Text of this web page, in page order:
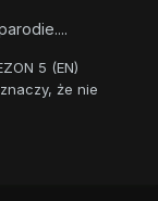
5 (EN)
znaczy, że nie
4 LUTEGO O 20:00
BĘDĄ...